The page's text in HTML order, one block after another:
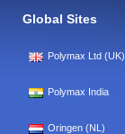
Global Sites
Polymax Ltd (UK)
Polymax India
Oringen (NL)